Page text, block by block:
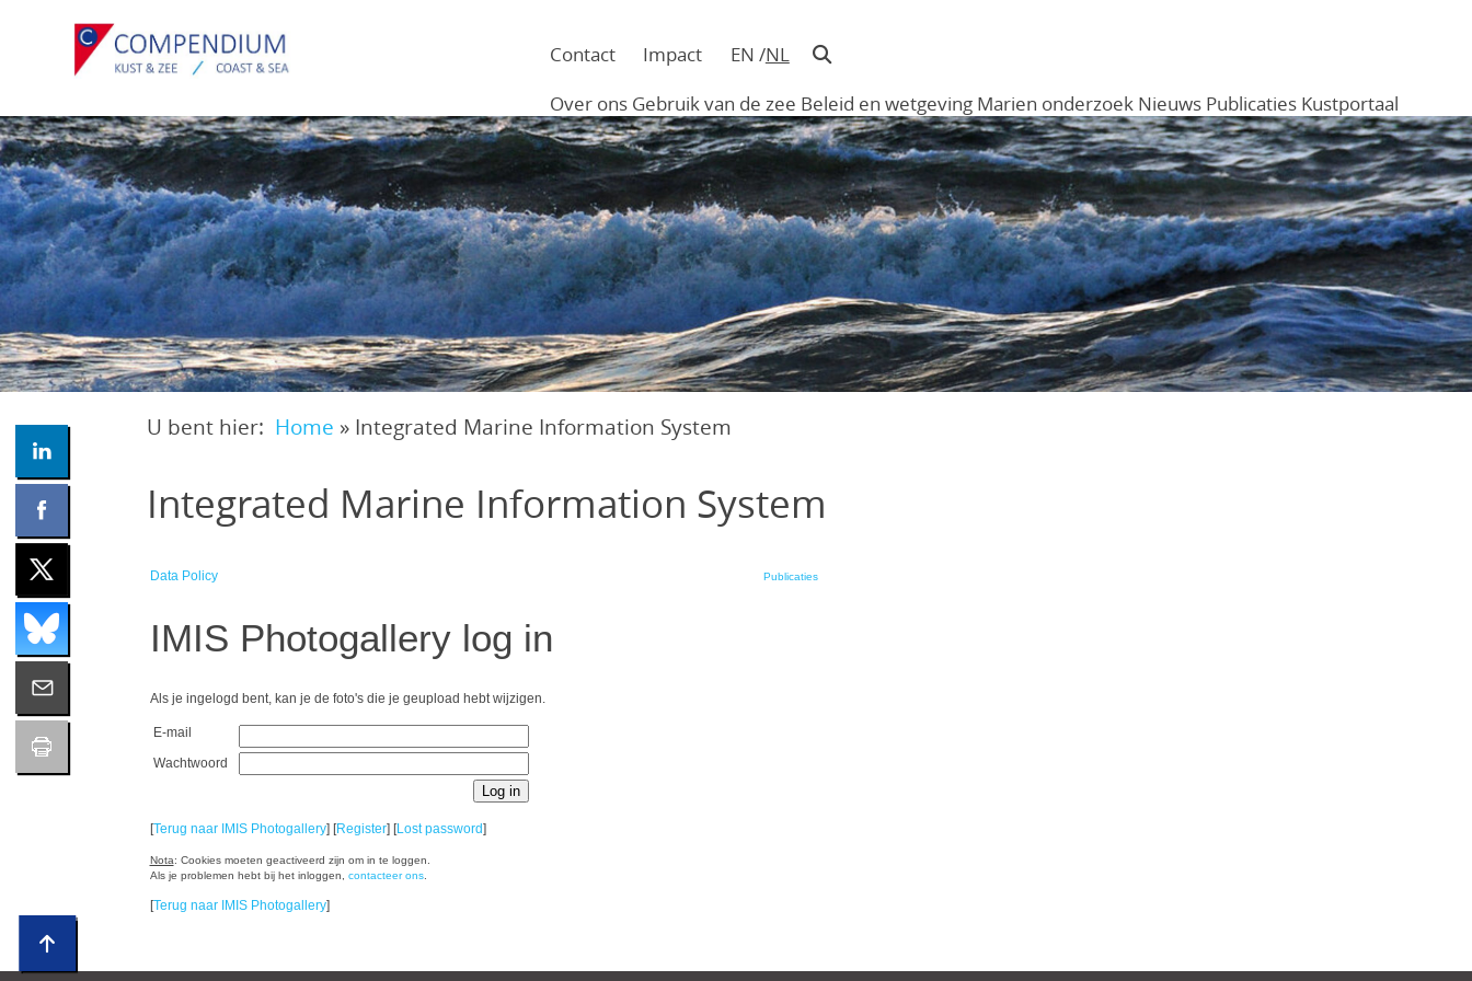
inhoud
gaan
in
hoofding
Contact Impact EN NL
Main
navigation
Menu
Over ons Gebruik van de zee Beleid en wetgeving Marien onderzoek Nieuws Publicaties Kustportaal
U bent hier: Home » Integrated Marine Information System
Integrated Marine Information System
Data Policy Publicaties
IMIS Photogallery log in
Als je ingelogd bent, kan je de foto's die je geupload hebt wijzigen.
E-mail
Wachtwoord
[Terug naar IMIS Photogallery] [Register] [Lost password]
Nota: Cookies moeten geactiveerd zijn om in te loggen.
Als je problemen hebt bij het inloggen, contacteer ons.
[Terug naar IMIS Photogallery]